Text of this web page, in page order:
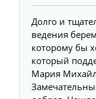
Долго и
ведения
которому бы
который
Мария